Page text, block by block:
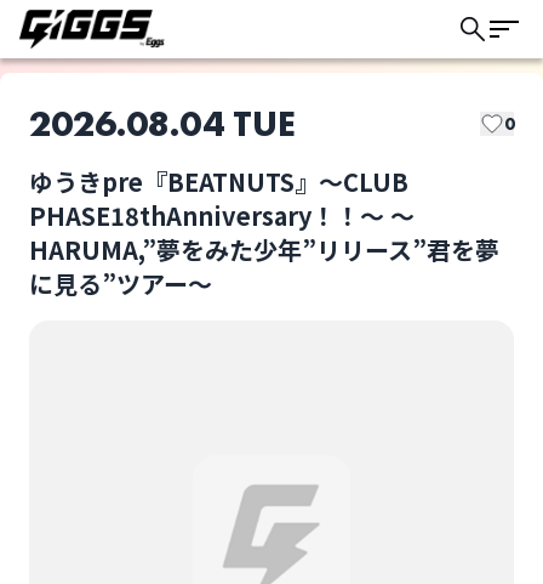
2026.08.04 TUE 0
ゆうきpre『BEATNUTS』～CLUB
PHASE18thAnniversary！！～ ～
HARUMA,”夢をみた少年”リリース”君を夢
に見る”ツアー～
DJ:DAI@Brain the
このライブの取り置きは終了しました